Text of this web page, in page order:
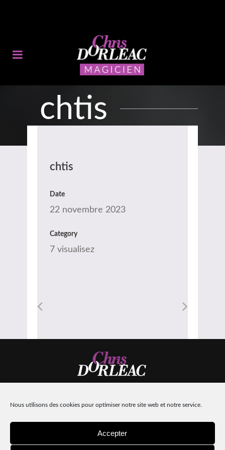
Nous utilisons des cookies pour optimiser notre site web et notre service.
Accepter
chtis
chtis
Date
22 novembre 2023
Category
7 visualisez
Design:Machinacom| Intégration :Hors-lignes
Mentions légales